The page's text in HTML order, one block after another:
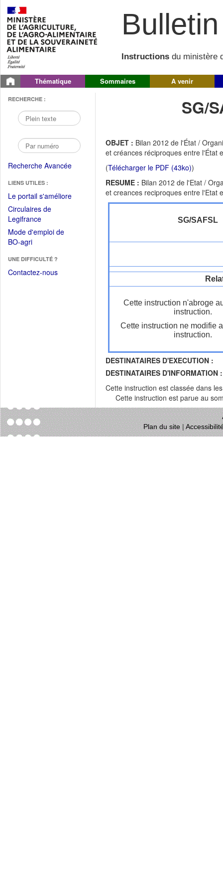
Instructions du ministère
Thématique Sommaires A venir
RECHERCHE :
Recherche Avancée
LIENS UTILES :
Le portail s'améliore(Fichier
Circulaires de
Legifrance(Ouvrir
dans
une
fenêtre)
Mode d'emploi de
BO-agri(Ouvrir
une
nouvelle
UNE DIFFICULTÉ ?
Contactez-nous
SG/
OBJET : Bilan 2012 de l'État /
et créances réciproques entre l'État
(Télécharger le PDF (43ko))
RESUME : Bilan 2012 de l'Etat /
et creances reciproques entre l'Etat
SG/SAFSL
Cette instruction n'abroge
instruction.
Cette instruction ne modifie
instruction.
DESTINATAIRES D'EXECUTION :
DESTINATAIRES D'INFORMATION :
Cette instruction est classée dans
Cette instruction est parue au
Plan du site|